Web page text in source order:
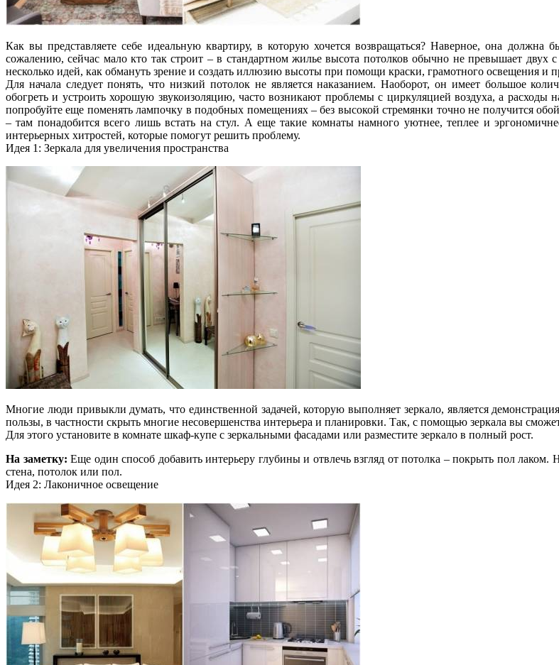
Как вы представляете себе идеальную квартиру, в которую хочется возвращаться? Наверное, она
сожалению, сейчас мало кто так строит – в стандартном жилье высота потолков обычно не превышает двух
несколько идей, как обмануть зрение и создать иллюзию высоты при помощи краски, грамотного освещения и
Для начала следует понять, что низкий потолок не является наказанием. Наоборот, он имеет большое
обогреть и устроить хорошую звукоизоляцию, часто возникают проблемы с циркуляцией воздуха, а
попробуйте еще поменять лампочку в подобных помещениях – без высокой стремянки точно не получится
– там понадобится всего лишь встать на стул. А еще такие комнаты намного уютнее, теплее и
интерьерных хитростей, которые помогут решить проблему.
Идея 1: Зеркала для увеличения пространства
Многие люди привыкли думать, что единственной задачей, которую выполняет зеркало, является
пользы, в частности скрыть многие несовершенства интерьера и планировки. Так, с помощью зеркала вы
Для этого установите в комнате шкаф-купе с зеркальными фасадами или разместите зеркало в полный рост.
На заметку: Еще один способ добавить интерьеру глубины и отвлечь взгляд от потолка – покрыть пол лаком.
стена, потолок или пол.
Идея 2: Лаконичное освещение